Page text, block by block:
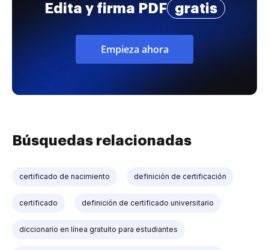
Edita y firma PDF gratis
Empieza ahora
Búsquedas relacionadas
certificado de nacimiento definición de certificación
certificado definición de certificado universitario
diccionario en línea gratuito para estudiantes